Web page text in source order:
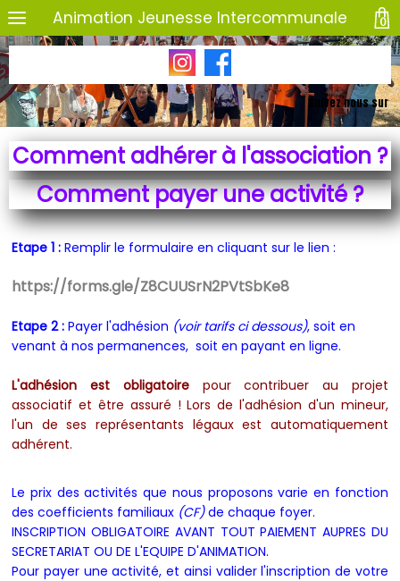
Animation Jeunesse Intercommunale
Suivez nous sur
Comment adhérer à l'association ?
Comment payer une activité ?
Etape 1 : Remplir le formulaire en cliquant sur le lien :
https://forms.gle/Z8CUUSrN2PVtSbKe8
Etape 2 : Payer l'adhésion (voir tarifs ci dessous), soit en
venant à nos permanences, soit en payant en ligne.
L'adhésion est obligatoirepour contribuer au projet
associatif et être assuré !Lors de l'adhésion d'un mineur,
l'un de ses représentants légaux est automatiquement
adhérent.
Le prix des activités que nous proposons varie en fonction
des coefficients familiaux (CF)de chaque foyer.
INSCRIPTION OBLIGATOIRE AVANT TOUT PAIEMENT AUPRES DU
SECRETARIAT OU DE L'EQUIPE D'ANIMATION.
Pour payer une activité, et ainsi valider l'inscription de votre
0